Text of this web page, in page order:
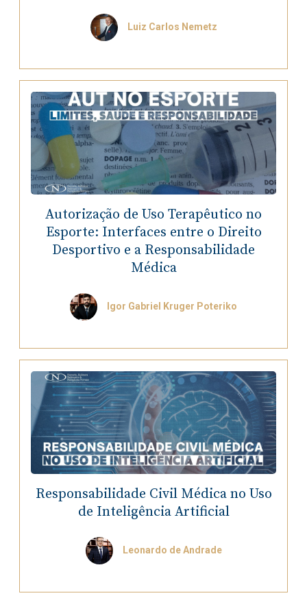
Luiz Carlos Nemetz
Autorização de Uso Terapêutico no
Esporte: Interfaces entre o Direito
Desportivo e a Responsabilidade
Médica
Igor Gabriel Kruger Poteriko
Responsabilidade Civil Médica no Uso
de Inteligência Artificial
Leonardo de Andrade